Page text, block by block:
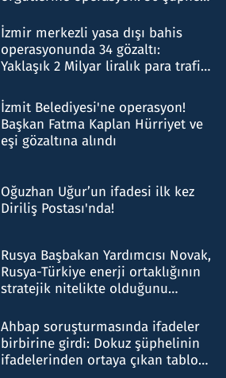
İzmir merkezli yasa dışı bahis
operasyonunda 34 gözaltı:
Yaklaşık 2 Milyar liralık para trafiği
İzmit Belediyesi'ne operasyon!
Başkan Fatma Kaplan Hürriyet ve
eşi gözaltına alındı
Oğuzhan Uğur’un ifadesi ilk kez
Diriliş Postası'nda!
Rusya Başbakan Yardımcısı Novak,
Rusya-Türkiye enerji ortaklığının
stratejik nitelikte olduğunu
Ahbap soruşturmasında ifadeler
birbirine girdi: Dokuz şüphelinin
ifadelerinden ortaya çıkan tablo